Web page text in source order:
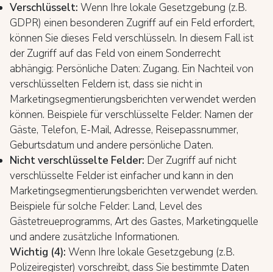
Verschlüsselt: Wenn Ihre lokale Gesetzgebung (z.B.
GDPR) einen besonderen Zugriff auf ein Feld erfordert,
können Sie dieses Feld verschlüsseln. In diesem Fall ist
der Zugriff auf das Feld von einem Sonderrecht
abhängig: Persönliche Daten: Zugang. Ein Nachteil von
verschlüsselten Feldern ist, dass sie nicht in
Marketingsegmentierungsberichten verwendet werden
können. Beispiele für verschlüsselte Felder: Namen der
Gäste, Telefon, E-Mail, Adresse, Reisepassnummer,
Geburtsdatum und andere persönliche Daten.
Nicht verschlüsselte Felder: Der Zugriff auf nicht
verschlüsselte Felder ist einfacher und kann in den
Marketingsegmentierungsberichten verwendet werden.
Beispiele für solche Felder: Land, Level des
Gästetreueprogramms, Art des Gastes, Marketingquelle
und andere zusätzliche Informationen.
Wichtig (4): Wenn Ihre lokale Gesetzgebung (z.B.
Polizeiregister) vorschreibt, dass Sie bestimmte Daten